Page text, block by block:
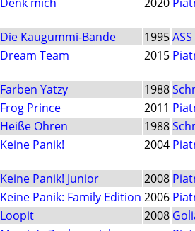
Denk mich
2020
Die Kaugummi-Bande 1995ASS
Dream Team
2015
Farben Yatzy 1988
Frog Prince
2011
Heiße Ohren
1988
Keine Panik!
2004
Keine Panik! Junior 2008
Keine Panik: Family Edition 2006
Loopit
2008